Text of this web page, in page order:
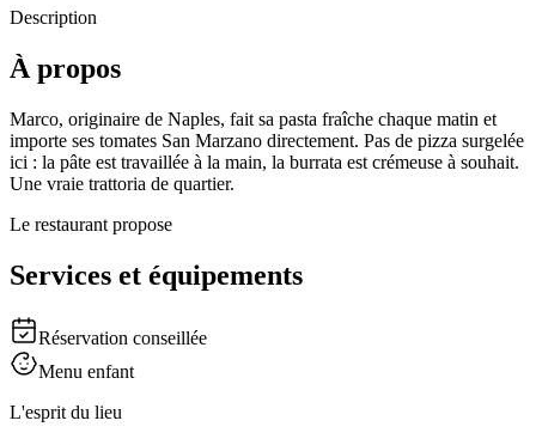
Description
À propos
Marco, originaire de Naples, fait sa pasta fraîche chaque matin et
importe ses tomates San Marzano directement. Pas de pizza surgelée
ici : la pâte est travaillée à la main, la burrata est crémeuse à souhait.
Une vraie trattoria de quartier.
Le restaurant propose
Services et équipements
Réservation conseillée
Menu enfant
L'esprit du lieu